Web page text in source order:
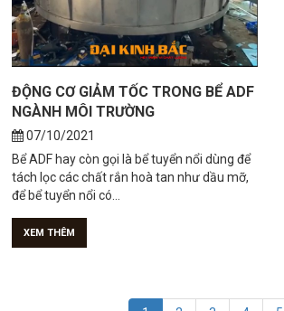
ĐỘNG CƠ GIẢM TỐC TRONG BỂ ADF
NGÀNH MÔI TRƯỜNG
07/10/2021
Bể ADF hay còn gọi là bể tuyển nổi dùng để
tách lọc các chất rắn hoà tan như dầu mỡ,
XEM THÊM